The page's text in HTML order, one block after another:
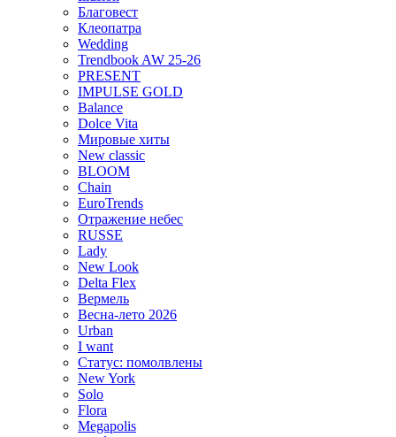
Благовест
Клеопатра
Wedding
Trendbook AW 25-26
PRESENT
IMPULSE GOLD
Balance
Dolce Vita
Мировые хиты
New classic
BLOOM
Chain
EuroTrends
Отражение небес
RUSSE
Lady
New Look
Delta Flex
Вермель
Весна-лето 2026
Urban
I want
Статус: помолвлены
New York
Solo
Flora
Megapolis